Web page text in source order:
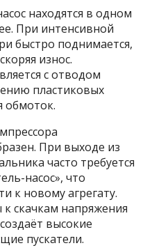
находятся в одном
При интенсивной
быстро поднимается,
износ.
с отводом
пластиковых
обмоток.
При выходе из
часто требуется
насос», что
к новому агрегату.
скачкам напряжения
высокие
пускатели.